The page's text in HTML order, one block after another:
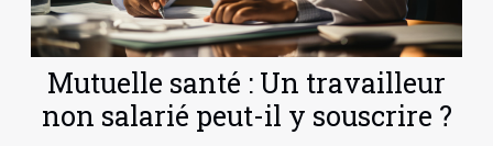
Mutuelle santé : Un travailleur
non salarié peut-il y souscrire ?